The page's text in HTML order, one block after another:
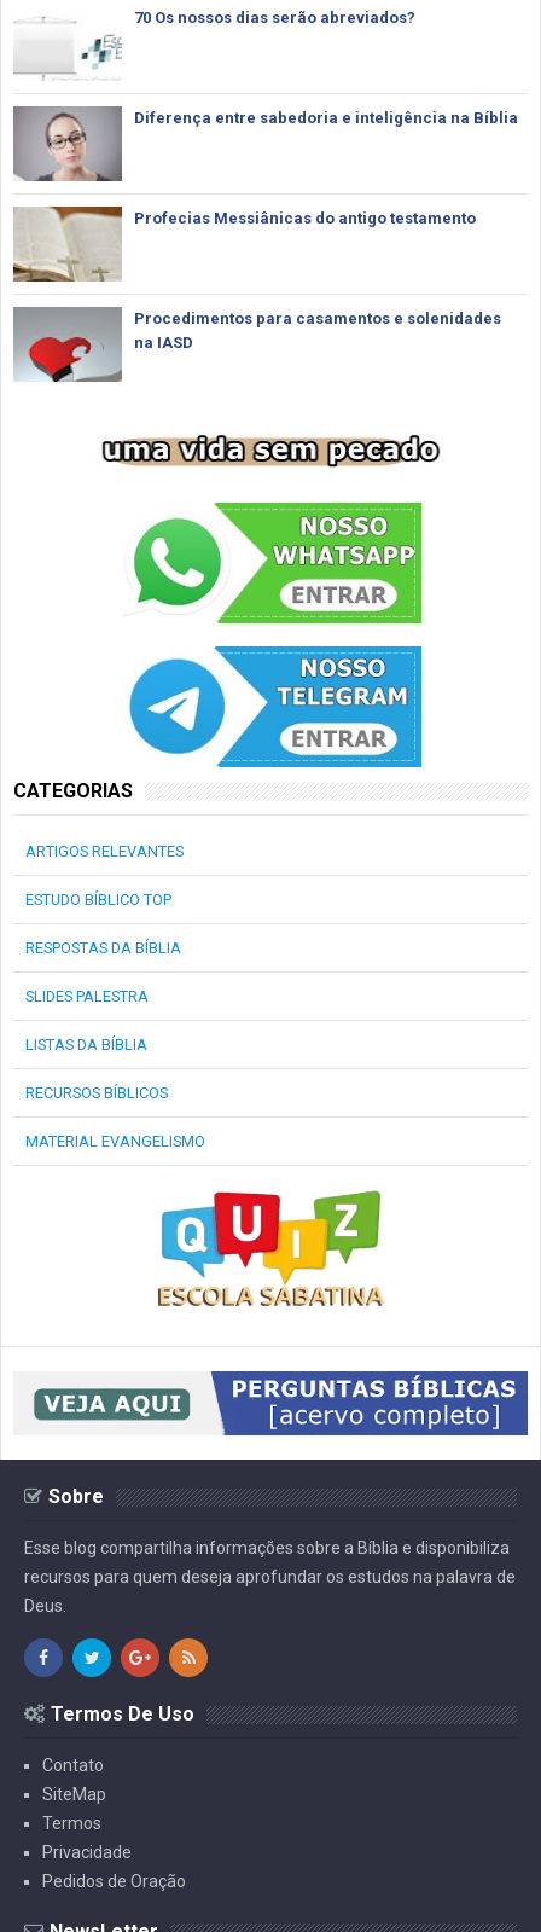
70 Os nossos dias serão abreviados?
Diferença entre sabedoria e inteligência na Bíblia
Profecias Messiânicas do antigo testamento
Procedimentos para casamentos e solenidades
na IASD
CATEGORIAS
ARTIGOS RELEVANTES
ESTUDO BÍBLICO TOP
RESPOSTAS DA BÍBLIA
SLIDES PALESTRA
LISTAS DA BÍBLIA
RECURSOS BÍBLICOS
MATERIAL EVANGELISMO
Sobre
Esse blog compartilha informações sobre a Bíblia e disponibiliza
recursos para quem deseja aprofundar os estudos na palavra de
Deus.
Termos De Uso
Contato
SiteMap
Termos
Privacidade
Pedidos de Oração